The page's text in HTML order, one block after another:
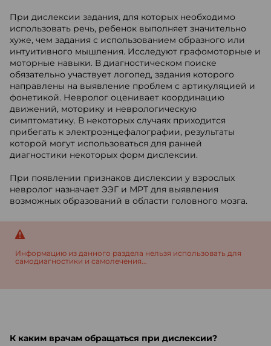
При дислексии задания, для которых необходимо
использовать речь, ребенок выполняет значительно
хуже, чем задания с использованием образного или
интуитивного мышления. Исследуют графомоторные и
моторные навыки. В диагностическом поиске
обязательно участвует логопед, задания которого
направлены на выявление проблем с артикуляцией и
фонетикой. Невролог оценивает координацию
движений, моторику и неврологическую
симптоматику. В некоторых случаях приходится
прибегать к электроэнцефалографии, результаты
которой могут использоваться для ранней
диагностики некоторых форм дислексии.
При появлении признаков дислексии у взрослых
невролог назначает ЭЭГ и МРТ для выявления
возможных образований в области головного мозга.
Информацию из данного раздела нельзя использовать для
самодиагностики и самолечения...
К каким врачам обращаться при дислексии?